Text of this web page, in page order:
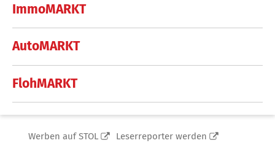
ImmoMARKT
AutoMARKT
FlohMARKT
Werben auf STOL
Leserreporter werden